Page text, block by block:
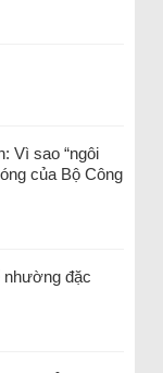
Vì sao “ngôi
của Bộ Công
đặc